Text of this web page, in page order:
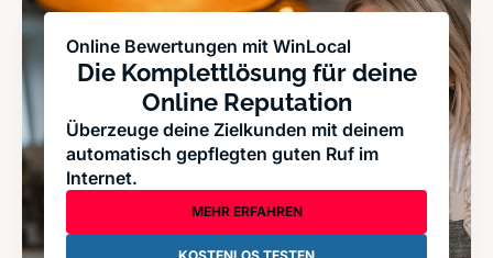
Online Bewertungen mit WinLocal
Die Komplettlösung für deine
Online Reputation
Überzeuge deine Zielkunden mit deinem
automatisch gepflegten guten Ruf im
Internet.
MEHR ERFAHREN